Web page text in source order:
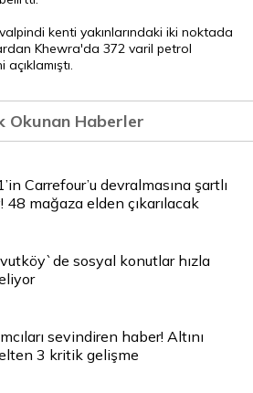
kenti yakınlarındaki iki noktada
Khewra'da 372 varil petrol
Okunan Haberler
Carrefour’u devralmasına şartlı
48 mağaza elden çıkarılacak
sosyal konutlar hızla
sevindiren haber! Altını
3 kritik gelişme